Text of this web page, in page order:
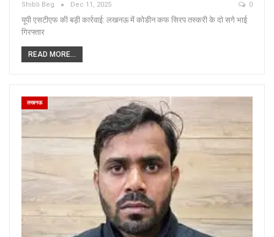
Shibli Beg Dec 11, 2025 0
यूपी एसटीएफ की बड़ी कार्रवाई: लखनऊ में कोडीन कफ सिरप तस्करी के दो सगे भाई
गिरफ्तार
READ MORE...
लखनऊ